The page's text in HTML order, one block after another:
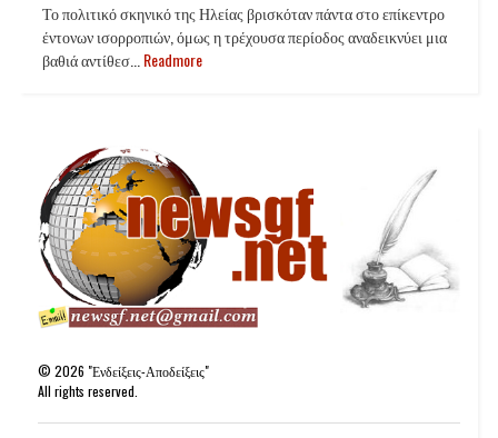
Το πολιτικό σκηνικό της Ηλείας βρισκόταν πάντα στο επίκεντρο
έντονων ισορροπιών, όμως η τρέχουσα περίοδος αναδεικνύει μια
βαθιά αντίθεσ...Readmore
©2026 "Ενδείξεις-Αποδείξεις"
All rights reserved.